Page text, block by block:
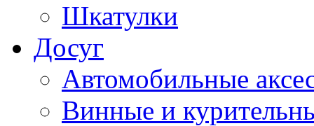
Шкатулки
Досуг
Автомобильные
Винные и